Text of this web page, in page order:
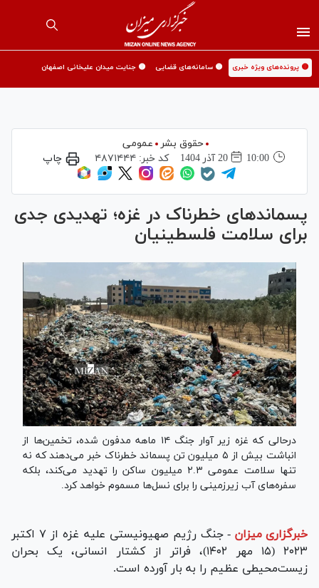
🟡 پرونده‌های ویژه خبری 🟡 سامانه‌های قضایی 🟡 جنایت میدان علیخانی اصفهان
حقوق بشر
عمومی
10:00
20 آذر 1404 کد خبر: ۴۸۷۱۴۴۴ چاپ
پسماند‌های خطرناک در غزه؛ تهدیدی جدی
برای سلامت فلسطینیان
درحالی که غزه زیر آوار جنگ ۱۴ ماهه مدفون شده، تخمین‌ها از
انباشت بیش از ۵ میلیون تن پسماند خطرناک خبر می‌دهند که نه
تنها سلامت عمومی ۲.۳ میلیون ساکن را تهدید می‌کند، بلکه
سفره‌های آب زیرزمینی را برای نسل‌ها مسموم خواهد کرد.
خبرگزاری میزان -
جنگ رژیم صهیونیستی علیه غزه از ۷ اکتبر
۲۰۲۳ (۱۵ مهر ۱۴۰۲)، فراتر از کشتار انسانی، یک بحران
زیست‌محیطی عظیم را به بار آورده است.